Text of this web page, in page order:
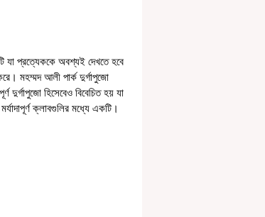
যা প্রত্যেককে অবশ্যই দেখতে হবে
মহম্মদ আলী পার্ক দুর্গাপুজো
দুর্গাপুজো হিসেবেও বিবেচিত হয় যা
ক্লাবগুলির মধ্যে একটি।